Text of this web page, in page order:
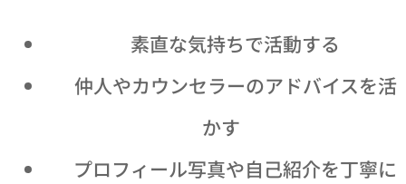
😊 素直な気持ちで活動する
💬 仲人やカウンセラーのアドバイスを活
かす
📷 プロフィール写真や自己紹介を丁寧に